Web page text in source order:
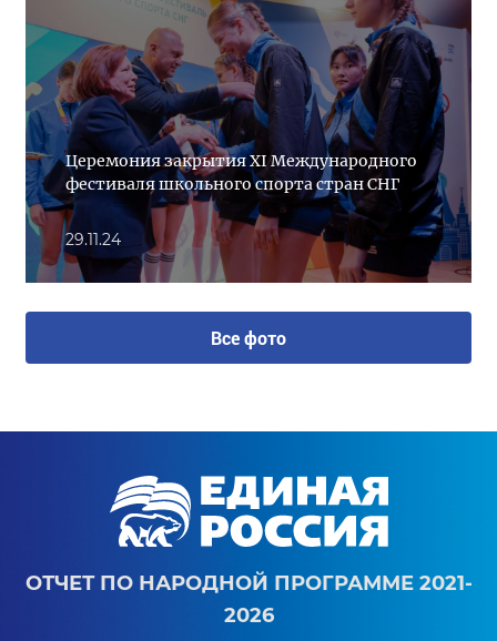
Церемония закрытия ХI Международного
фестиваля школьного спорта стран СНГ
29.11.24
Все фото
ОТЧЕТ ПО НАРОДНОЙ ПРОГРАММЕ 2021-
2026